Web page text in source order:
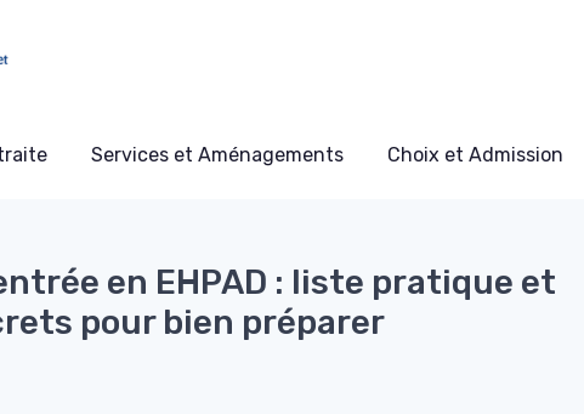
Services et Aménagements Choix et Admission
en EHPAD : liste pratique et
pour bien préparer